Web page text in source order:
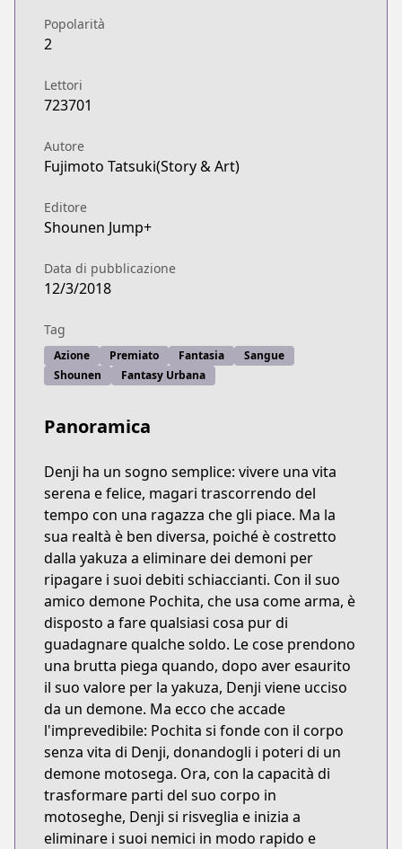
Popolarità
2
Lettori
723701
Autore
Fujimoto Tatsuki(Story & Art)
Editore
Shounen Jump+
Data di pubblicazione
12/3/2018
Tag
Azione Premiato Fantasia
Sangue
Shounen
Fantasy Urbana
Panoramica
Denji ha un sogno semplice: vivere una vita
serena e felice, magari trascorrendo del
tempo con una ragazza che gli piace. Ma la
sua realtà è ben diversa, poiché è costretto
dalla yakuza a eliminare dei demoni per
ripagare i suoi debiti schiaccianti. Con il suo
amico demone Pochita, che usa come arma, è
disposto a fare qualsiasi cosa pur di
guadagnare qualche soldo. Le cose prendono
una brutta piega quando, dopo aver esaurito
il suo valore per la yakuza, Denji viene ucciso
da un demone. Ma ecco che accade
l'imprevedibile: Pochita si fonde con il corpo
senza vita di Denji, donandogli i poteri di un
demone motosega. Ora, con la capacità di
trasformare parti del suo corpo in
motoseghe, Denji si risveglia e inizia a
eliminare i suoi nemici in modo rapido e